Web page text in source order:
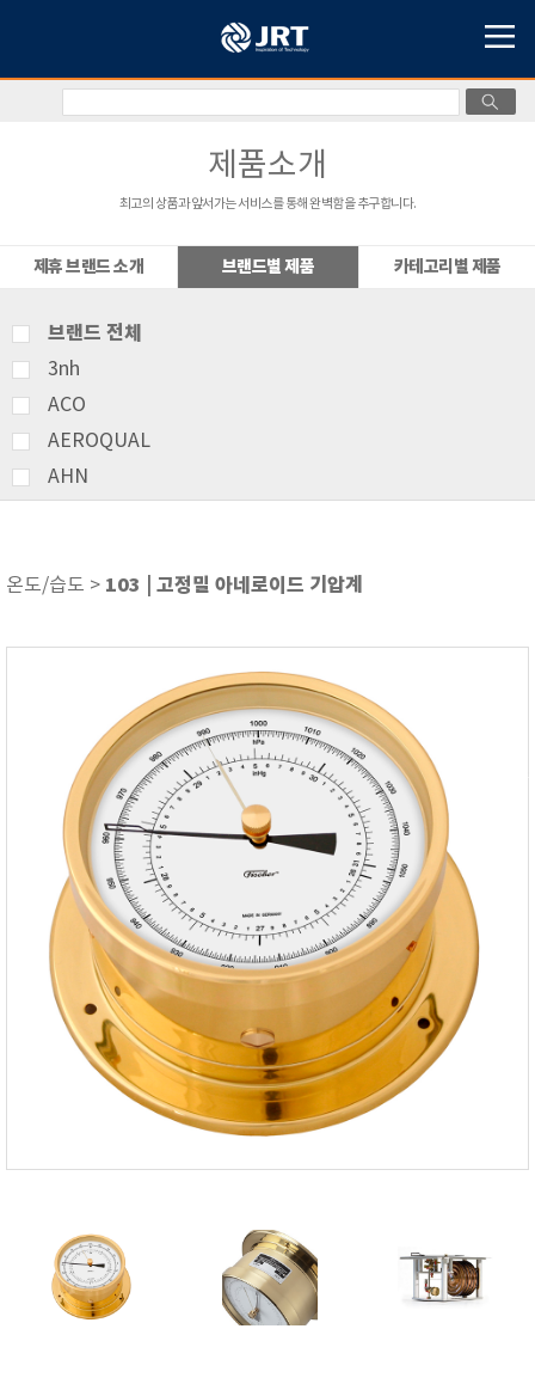
제품소개
최고의 상품과 앞서가는 서비스를 통해 완벽함을 추구합니다.
제휴 브랜드 소개 브랜드별 제품 카테고리별 제품
브랜드 전체
3nh
ACO
AEROQUAL
AHN
ATAGO
Bellingham+Stanley
BROOKFIELD
CIRRUS Research
DA METER®
Delta-OHM
DOHTOYO
DRAGER (드레가)
E+E
e-Plus Innovation
ENGLO
EXCEL
FISCHER
Global Water(GWI)
GREISINGER
HEIDON
온도/습도 > 103 | 고정밀 아네로이드 기압계